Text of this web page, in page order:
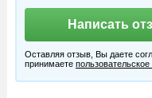
Оставляя отзыв, Вы даете
принимаете